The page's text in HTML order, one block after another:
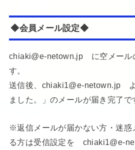
◆会員メール設定◆
chiaki@e-netown.jp に空メール
す。
送信後、chiaki1@e-netown.jp
ました。」のメールが届き完了で
※返信メールが届かない方・迷惑
る方は受信設定を chiaki1@e-